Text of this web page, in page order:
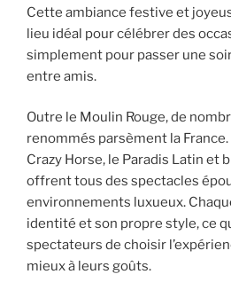
Cette ambiance festive et
lieu idéal pour célébrer des
simplement pour passer une
entre amis.
Outre le Moulin Rouge, de
renommés parsèment la France.
Crazy Horse, le Paradis Latin et
offrent tous des spectacles
environnements luxueux.
identité et son propre style, ce
spectateurs de choisir
mieux à leurs goûts.